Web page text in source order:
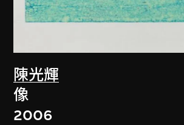
陳光輝
像
2006